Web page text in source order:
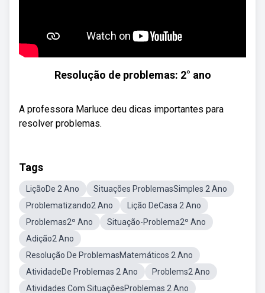
Resolução de problemas: 2° ano
A professora Marluce deu dicas importantes para
resolver problemas.
Tags
LiçãoDe 2 Ano
Situações ProblemasSimples 2 Ano
Problematizando2 Ano
Lição DeCasa 2 Ano
Problemas2º Ano
Situação-Problema2º Ano
Adição2 Ano
Resolução De ProblemasMatemáticos 2 Ano
AtividadeDe Problemas 2 Ano
Problems2 Ano
Atividades Com SituaçõesProblemas 2 Ano